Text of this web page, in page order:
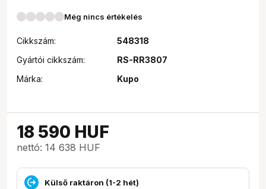
Még nincs értékelés
Cikkszám:
548318
Gyártói cikkszám:
RS-RR3807
Márka:
Kupo
18 590 HUF
nettó: 14 638 HUF
Külső raktáron (1-2 hét)